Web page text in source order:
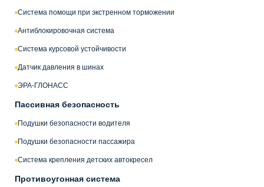
Система помощи при экстренном торможении
Антиблокировочная система
Система курсовой устойчивости
Датчик давления в шинах
ЭРА-ГЛОНАСС
Пассивная безопасность
Подушки безопасности водителя
Подушки безопасности пассажира
Система крепления детских автокресел
Противоугонная система